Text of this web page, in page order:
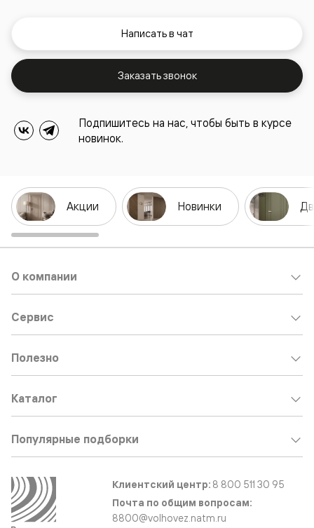
Написать в чат
Заказать звонок
Подпишитесь на нас, чтобы быть в курсе
новинок.
Акции Новинки
О компании
Сервис
Полезно
Каталог
Популярные подборки
Клиентский центр: 8 800 511 30 95
Почта по общим вопросам:
8800@volhovez.natm.ru